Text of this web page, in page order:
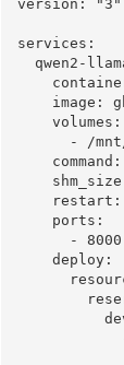
version: "3"
services:
qwen2-
image:
    volumes:
- /
    ports:
-
    deploy: